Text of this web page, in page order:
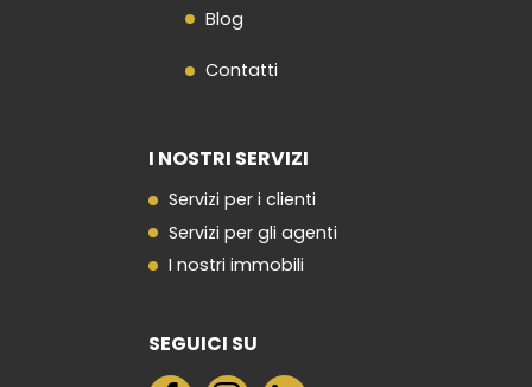
Blog
Contatti
I NOSTRI SERVIZI
Servizi per i clienti
Servizi per gli agenti
I nostri immobili
SEGUICI SU